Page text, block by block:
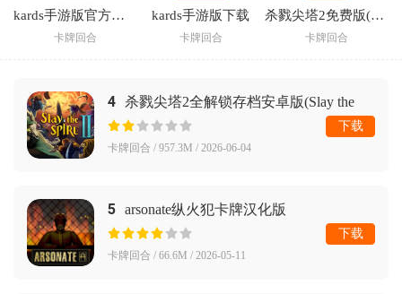
kards手游版官方下载渠道
卡牌回合
kards手游版下载
卡牌回合
杀戮尖塔2免费版(Slay the Spire 2)
卡牌回合
4
杀戮尖塔2全解锁存档安卓版(Slay the
Spire 2)
卡牌回合 / 957.3M / 2026-06-04
下载
5 arsonate纵火犯卡牌汉化版
卡牌回合 / 66.6M / 2026-05-11
下载